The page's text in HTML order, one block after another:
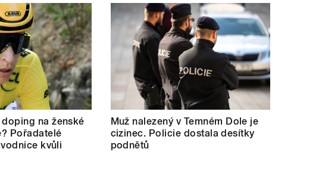
na ženské
Pořadatelé
kvůli
Muž nalezený v Temném Dole je
cizinec. Policie dostala desítky
podnětů